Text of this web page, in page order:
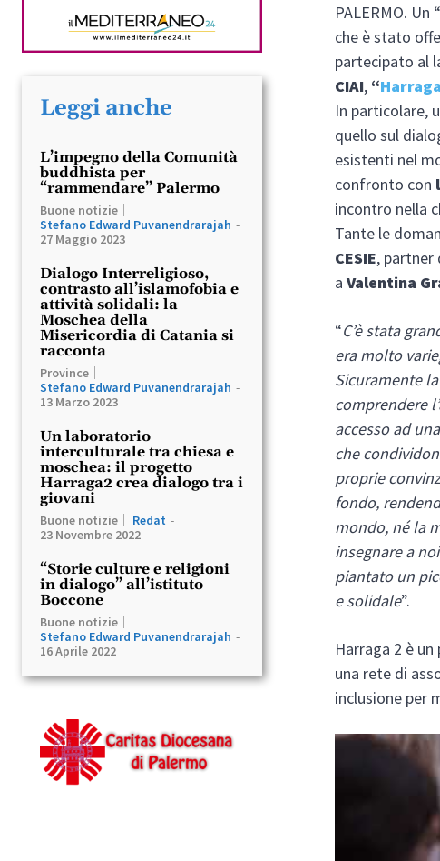
Leggi anche
L’impegno della Comunità
buddhista per
“rammendare” Palermo
Buone notizie
Stefano Edward Puvanendrarajah -
27 Maggio 2023
Dialogo Interreligioso,
contrasto all’islamofobia e
attività solidali: la
Moschea della
Misericordia di Catania si
racconta
Province
Stefano Edward Puvanendrarajah -
13 Marzo 2023
Un laboratorio
interculturale tra chiesa e
moschea: il progetto
Harraga2 crea dialogo tra i
giovani
Buone notizie Redat -
23 Novembre 2022
“Storie culture e religioni
in dialogo” all’istituto
Boccone
Buone notizie
Stefano Edward Puvanendrarajah -
16 Aprile 2022
PALERMO.
che è stato
partecipato al
CIAI, “
In particolare,
quello sul
esistenti nel
confronto con
incontro nella
Tante le
CESIE, partner
aValentina
“C’è stata
era molto
Sicuramente
comprendere
accesso ad
che
proprie
fondo,
mondo, né la
insegnare a
piantato un
e solidale”.
Harraga 2 è
una rete di
inclusione per